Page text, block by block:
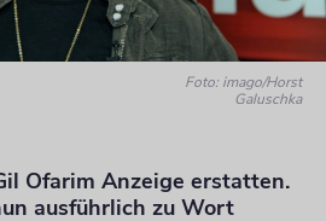
Foto: imago/Horst
Galuschka
Ofarim Anzeige erstatten.
ausführlich zu Wort